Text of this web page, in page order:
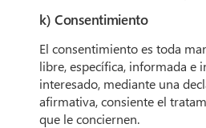
k) Consentimiento
El consentimiento es toda
libre, específica, informada e
interesado, mediante una
afirmativa, consiente el
que le conciernen.